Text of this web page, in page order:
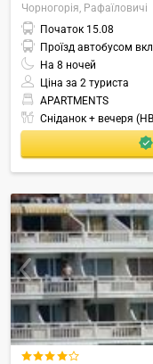
Чорногорія, Рафаїловичі
Початок 15.08
Проїзд автобусом
На 8 ночей
Ціна за 2 туриста
APARTMENTS
Сніданок + вечеря
